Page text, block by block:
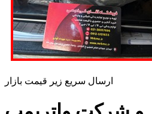
ارسال سریع زیر قیمت بازار